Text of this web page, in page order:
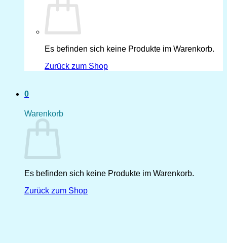
Es befinden sich keine Produkte im Warenkorb.
Zurück zum Shop
0
Warenkorb
Es befinden sich keine Produkte im Warenkorb.
Zurück zum Shop